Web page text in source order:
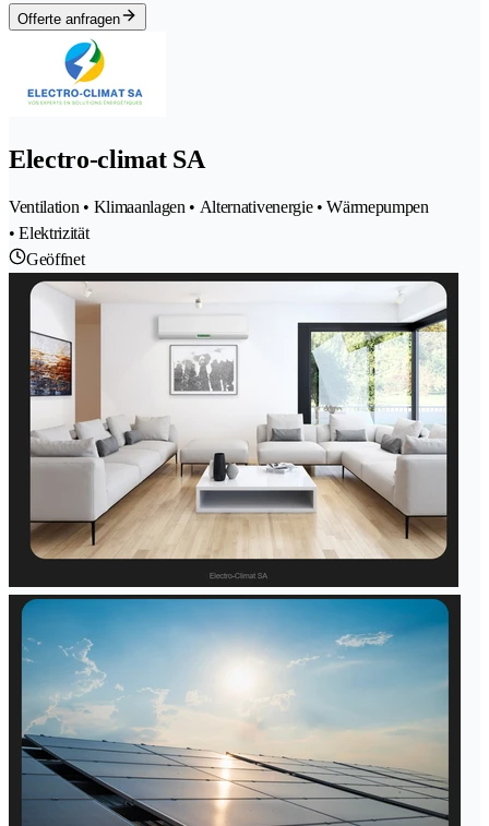
Offerte anfragen
Electro-climat SA
Ventilation • Klimaanlagen • Alternativenergie • Wärmepumpen
• Elektrizität
Geöffnet